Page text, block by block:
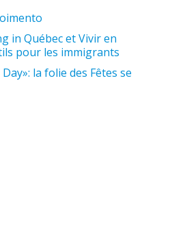
in Québec et Vivir en
pour les immigrants
la folie des Fêtes se